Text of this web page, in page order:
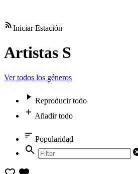
Iniciar Estación
Artistas S
Ver todos los géneros
Reproducir todo
Añadir todo
Popularidad